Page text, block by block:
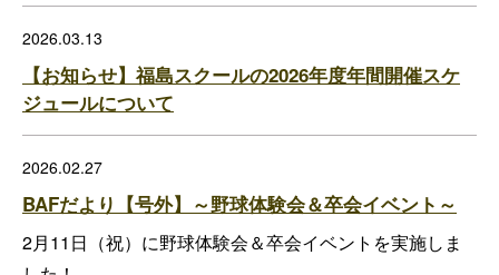
2026.03.13
【お知らせ】福島スクールの2026年度年間開催スケ
ジュールについて
2026.02.27
BAFだより【号外】～野球体験会＆卒会イベント～
2月11日（祝）に野球体験会＆卒会イベントを実施しま